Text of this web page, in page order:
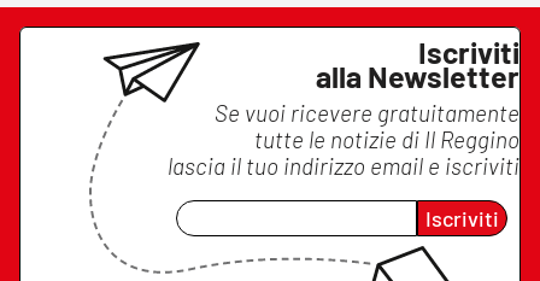
Iscriviti
alla Newsletter
Se vuoi ricevere gratuitamente
tutte le notizie di Il Reggino
lascia il tuo indirizzo email e iscriviti
Iscriviti